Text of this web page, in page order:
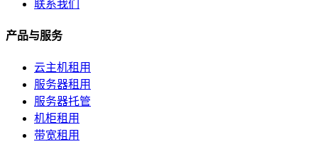
政府媒体类解决方案
游戏解决方案
负载均衡解决方案
专线接入服务方案
联系我们
产品与服务
云主机租用
服务器租用
服务器托管
机柜租用
带宽租用